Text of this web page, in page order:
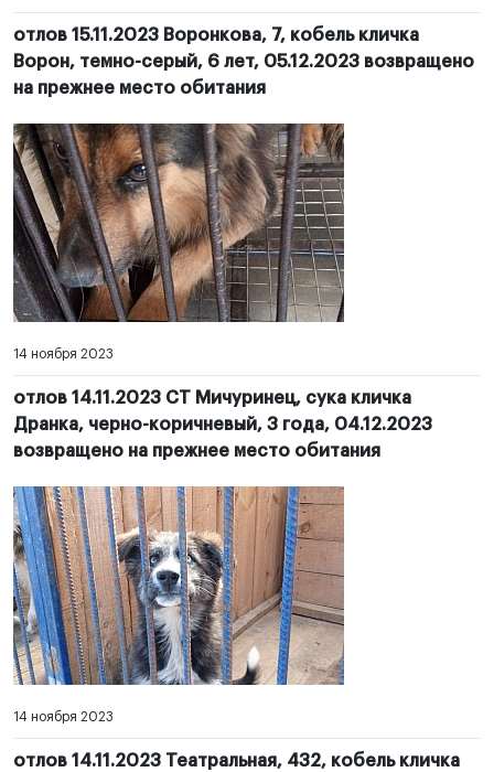
отлов 15.11.2023 Воронкова, 7, кобель кличка
Ворон, темно-серый, 6 лет, 05.12.2023 возвращено
на прежнее место обитания
14 ноября 2023
отлов 14.11.2023 СТ Мичуринец, сука кличка
Дранка, черно-коричневый, 3 года, 04.12.2023
возвращено на прежнее место обитания
14 ноября 2023
отлов 14.11.2023 Театральная, 432, кобель кличка